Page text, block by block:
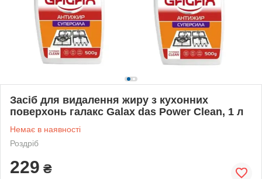
Засіб для видалення жиру з кухонних
поверхонь галакс Galax das Power Clean, 1 л
Немає в наявності
Роздріб
229 ₴